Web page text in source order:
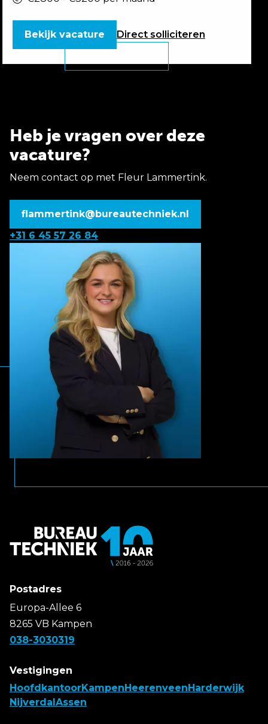
Direct solliciteren
Bekijk vacature
Heb je vragen over deze
vacature?
Neem contact op met Fleur Lammertink.
flammertink@bureautechniek.nl
+31 6 45 57 26 84
Postadres
Europa-Allee 6
8265 VB Kampen
038-3030319
Vestigingen
HoofdkantoorKampen Heerenveen Harderwijk
Nijverdal Assen